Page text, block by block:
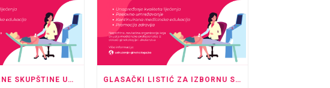
NAJAVA IZBORNE SKUPŠTINE UDRUŽENJA GINEKOLOGA I PERINATOLOGA TK GLASAČKI LISTIĆ ZA IZBORNU SKUPŠTINU I UPUTE ZA GLASANJE U ODSUSTVU